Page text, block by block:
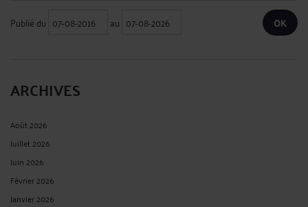
Publié du au
ARCHIVES
Août 2026
Juillet 2026
Juin 2026
Février 2026
Janvier 2026